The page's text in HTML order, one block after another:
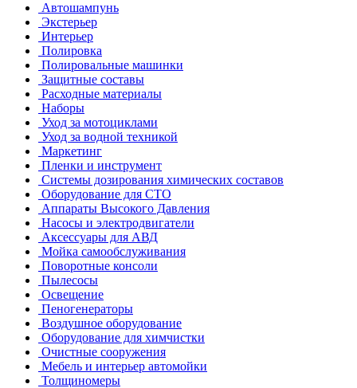
Автошампунь
Экстерьер
Интерьер
Полировка
Полировальные машинки
Защитные составы
Расходные материалы
Наборы
Уход за мотоциклами
Уход за водной техникой
Маркетинг
Пленки и инструмент
Системы дозирования химических составов
Оборудование для СТО
Аппараты Высокого Давления
Насосы и электродвигатели
Аксессуары для АВД
Мойка самообслуживания
Поворотные консоли
Пылесосы
Освещение
Пеногенераторы
Воздушное оборудование
Оборудование для химчистки
Очистные сооружения
Мебель и интерьер автомойки
Толщиномеры